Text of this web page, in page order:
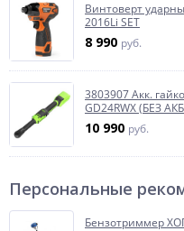
Винтоверт
2016Li SET
8 990 руб.
3803907 Акк.
GD24RWX (БЕЗ
10 990 руб.
Персональные
Бензотриммер